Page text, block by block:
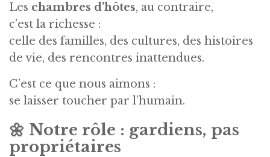
Les chambres d’hôtes, au contraire,
c’est la richesse :
celle des familles, des cultures, des histoires
de vie, des rencontres inattendues.
C’est ce que nous aimons :
se laisser toucher par l’humain.
🌼 Notre rôle : gardiens, pas
propriétaires